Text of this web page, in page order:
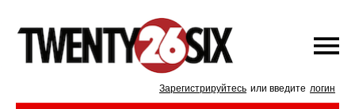
Зарегистрируйтесь или введите логин